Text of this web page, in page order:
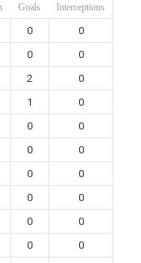
Goals Interceptions
0
0
0
0
2
0
1
0
0
0
0
0
0
0
0
0
0
0
0
0